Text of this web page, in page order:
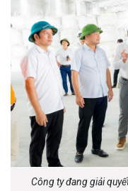
Công ty đang giải